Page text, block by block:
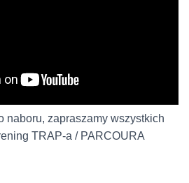
naboru, zapraszamy wszystkich
TRAP-a / PARCOURA